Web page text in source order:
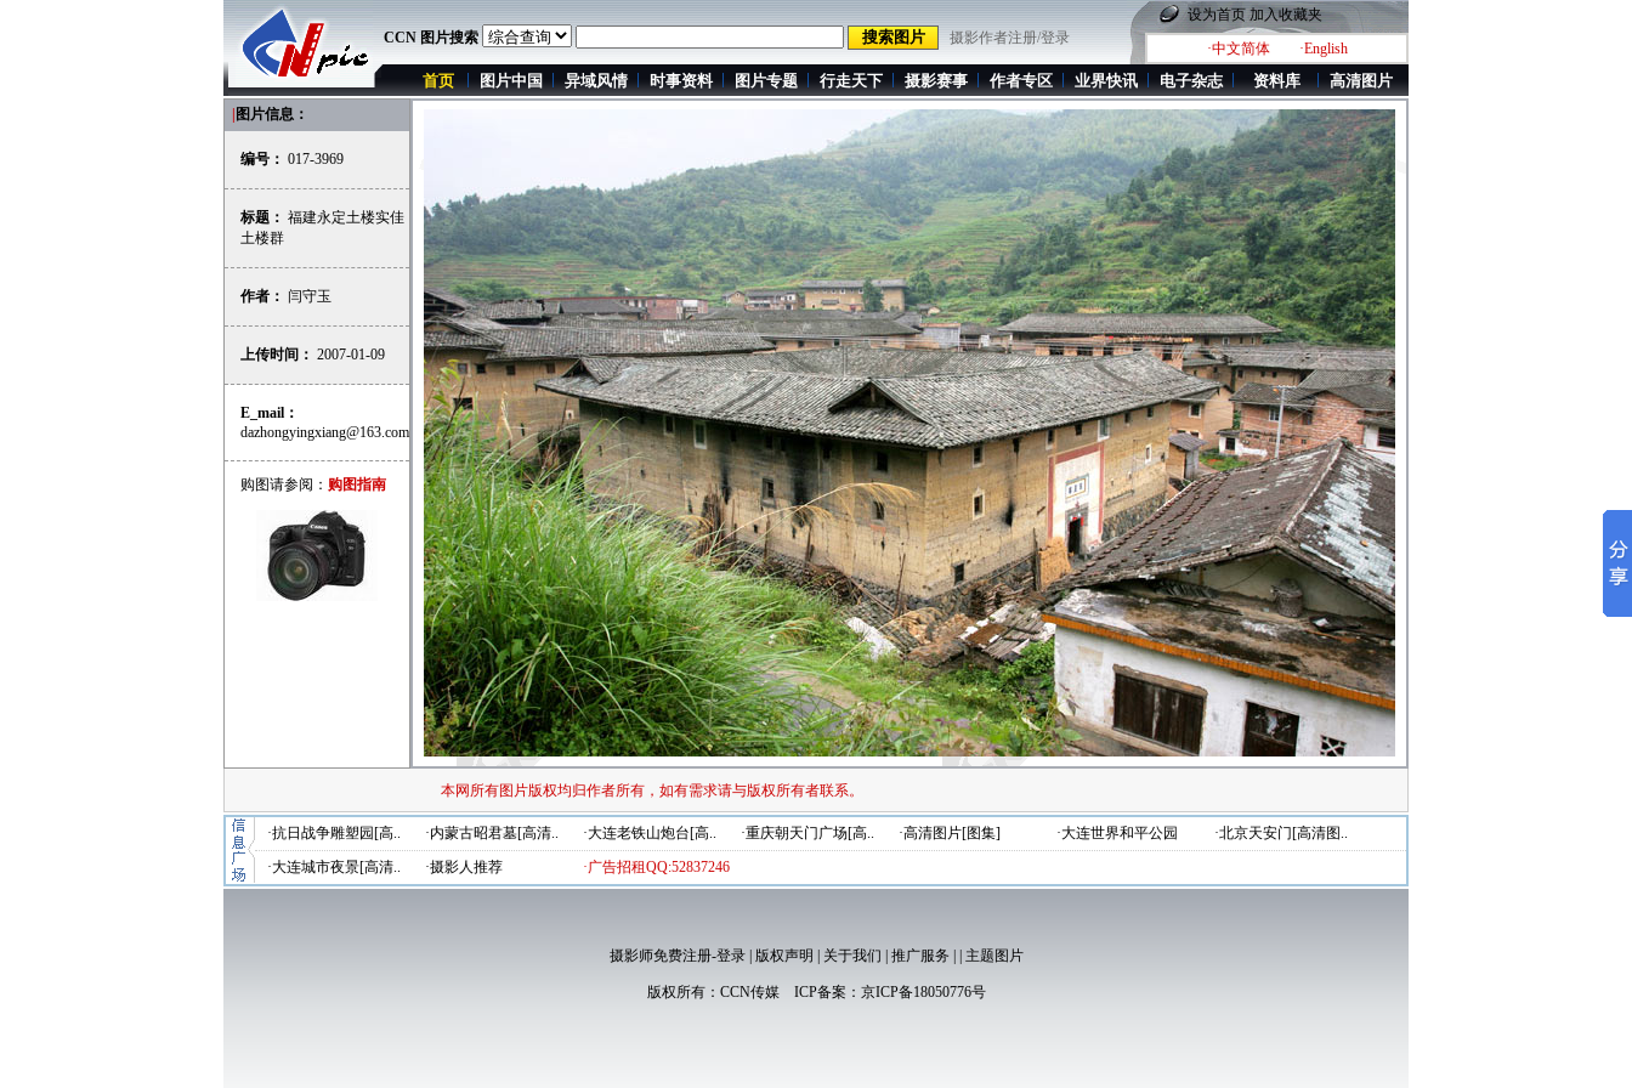
CCN 图片搜索 摄影作者注册/登录
设为首页 加入收藏夹
·中文简体
·English
首页 图片中国 异域风情 时事资料 图片专题 行走天下 摄影赛事 作者专区 业界快讯 电子杂志 资料库 高清图片
图片信息：
编号： 017-3969
标题： 福建永定土楼实佳
土楼群
作者： 闫守玉
上传时间： 2007-01-09
E_mail：
dazhongyingxiang@163.com
购图请参阅： 购图指南
本网所有图片版权均归作者所有，如有需求请与版权所有者联系。
·抗日战争雕塑园[高.. ·内蒙古昭君墓[高清.. ·大连老铁山炮台[高.. ·重庆朝天门广场[高.. ·高清图片[图集] ·大连世界和平公园
·北京天安门[高清图..
·大连城市夜景[高清..
·摄影人推荐 ·广告招租QQ:52837246
摄影师免费注册-登录| 版权声明 关于我们 推广服务 主题图片
版权所有： CCN传媒ICP备案： 京ICP备18050776号